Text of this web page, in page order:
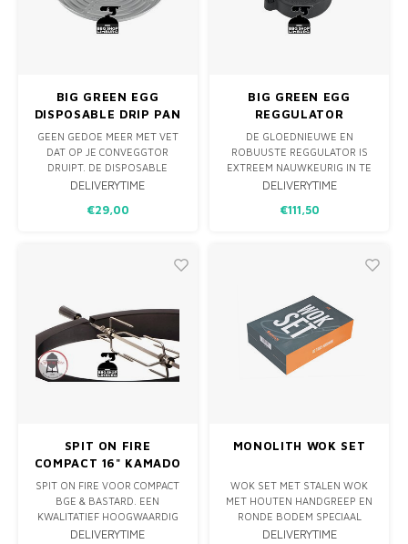
BIG GREEN EGG
DISPOSABLE DRIP PAN
XLARGE
GEEN GEDOE MEER MET VET
DAT OP JE CONVEGGTOR
DRUIPT. DE DISPOSABLE
DRIPPANS ZIJN PRECIES OP
MODEL CONVEGGTOR EN
GEBRUIK KUN JE DEZE GE
DELIVERYTIME
€29,00
BIG GREEN EGG
REGGULATOR
M/L/XL/XXL
DE GLOEDNIEUWE EN
ROBUUSTE REGGULATOR IS
EXTREEM NAUWKEURIG IN TE
STELLEN. HIJ IS GEMAAKT VAN
DE COOLE GREEP VAN
HEBBEN A
DELIVERYTIME
€111,50
SPIT ON FIRE
COMPACT 16" KAMADO
/ JUNIOR
SPIT ON FIRE VOOR COMPACT
BGE & BASTARD. EEN
KWALITATIEF HOOGWAARDIG
DRAAISPIT VOOR JE BBQ,
DELIVERYTIME
MONOLITH WOK SET
WOK SET MET STALEN WOK
MET HOUTEN HANDGREEP EN
RONDE BODEM SPECIAAL
VOOR DE MONOLITH
DELIVERYTIME